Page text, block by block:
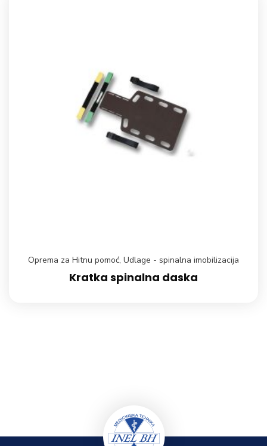
Oprema za Hitnu pomoć, Udlage - spinalna imobilizacija
Kratka spinalna daska